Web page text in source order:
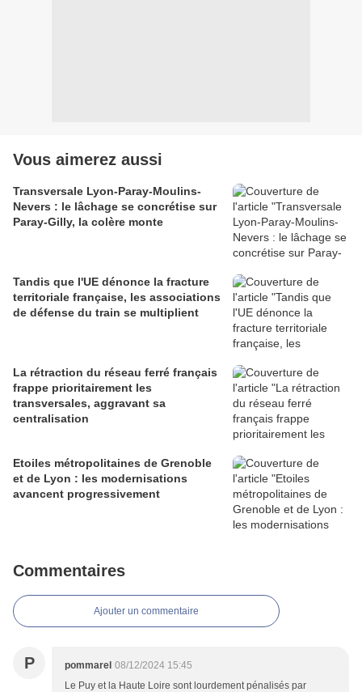
Vous aimerez aussi
Transversale Lyon-Paray-Moulins-
Nevers : le lâchage se concrétise sur
Paray-Gilly, la colère monte
Tandis que l'UE dénonce la fracture
territoriale française, les associations
de défense du train se multiplient
La rétraction du réseau ferré français
frappe prioritairement les
transversales, aggravant sa
centralisation
Etoiles métropolitaines de Grenoble
et de Lyon : les modernisations
avancent progressivement
Commentaires
Ajouter un commentaire
P pommarel 08/12/2024 15:45
Le Puy et la Haute Loire sont lourdement pénalisés par